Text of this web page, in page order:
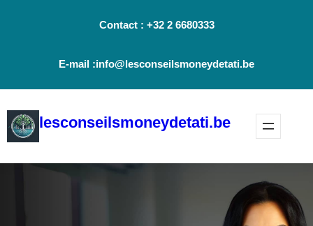
Contact : +32 2 6680333
E-mail :info@lesconseilsmoneydetati.be
lesconseilsmoneydetati.be